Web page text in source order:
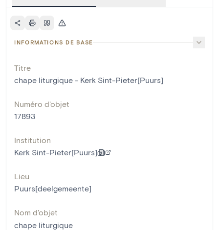
INFORMATIONS DE BASE
Titre
chape liturgique - Kerk Sint-Pieter[Puurs]
Numéro d'objet
17893
Institution
Kerk Sint-Pieter[Puurs]
Lieu
Puurs[deelgemeente]
Nom d'objet
chape liturgique